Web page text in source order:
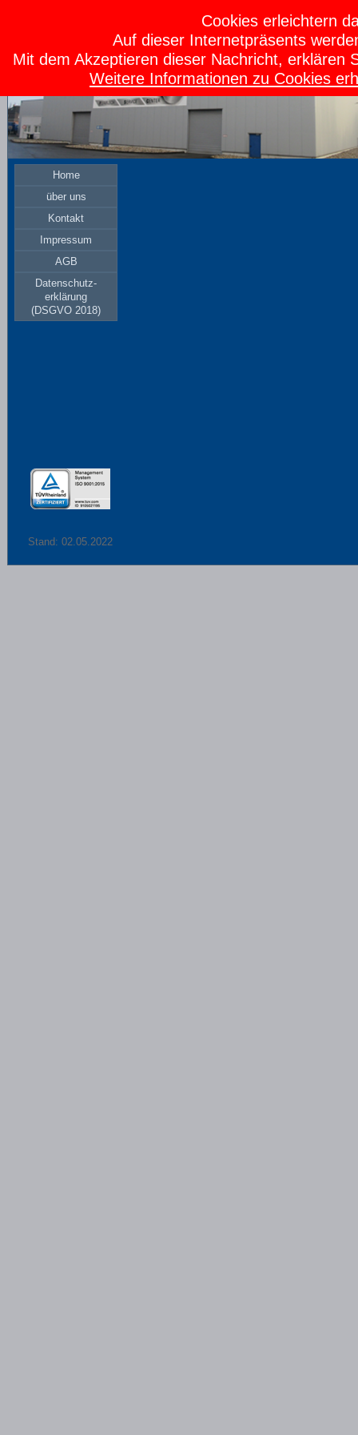
Cookies erleichtern
Auf dieser Internetpräsents
Mit dem Akzeptieren dieser Nachricht, erklären
Weitere Informationen zu Cookies
Home
über uns
Kontakt
Impressum
AGB
Datenschutz-
erklärung
(DSGVO 2018)
Stand: 02.05.2022